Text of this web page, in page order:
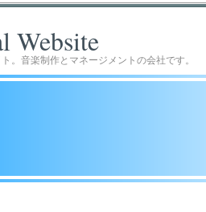
Website
。音楽制作とマネージメントの会社です。